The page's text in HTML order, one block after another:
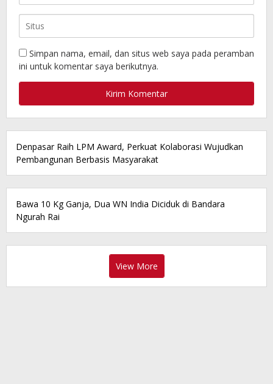
Simpan nama, email, dan situs web saya pada peramban
ini untuk komentar saya berikutnya.
Denpasar Raih LPM Award, Perkuat Kolaborasi Wujudkan
Pembangunan Berbasis Masyarakat
Bawa 10 Kg Ganja, Dua WN India Diciduk di Bandara
Ngurah Rai
View More